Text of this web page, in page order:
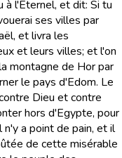
à l'Eternel, et dit: Si tu
ses villes par
et livra les
et leurs villes; et l'on
montagne de Hor par
le pays d'Edom. Le
Dieu et contre
hors d'Egypte, pour
a point de pain, et il
de cette misérable